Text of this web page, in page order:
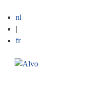
nl
|
fr